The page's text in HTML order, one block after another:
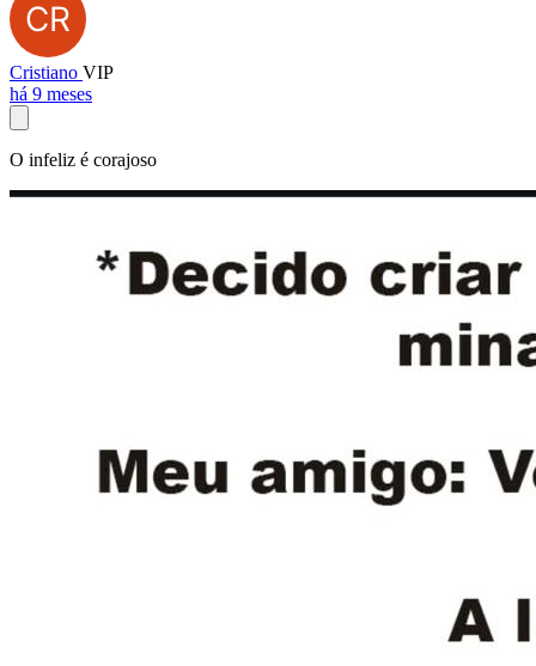
Cristiano VIP
há 9 meses
O infeliz é corajoso